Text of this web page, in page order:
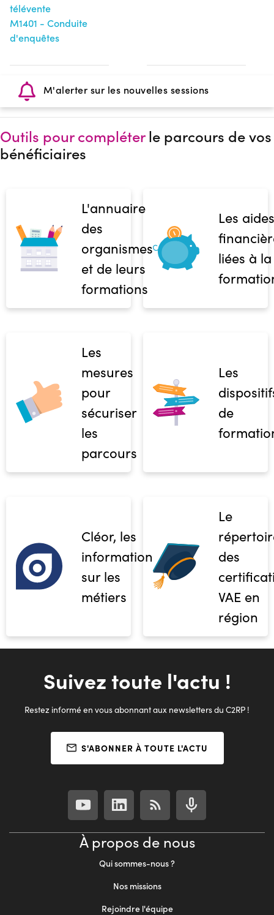
télévente
M1401 - Conduite
d'enquêtes
M'alerter sur les nouvelles sessions
Outils pour compléterle parcours de vos
bénéficiaires
L'annuaire
des
organismes
et de leurs
formations
Les aides
liées à la
Les
mesures
pour
sécuriser
les
parcours
Les
de
Cléor, les
informations
sur les
métiers
Le
des
VAE en
région
Suivez toute l'actu !
Restez informé en vous abonnant aux newsletters du C2RP !
S'ABONNER À TOUTE L'ACTU
À propos de nous
Qui sommes-nous ?
Nos missions
Rejoindre l'équipe